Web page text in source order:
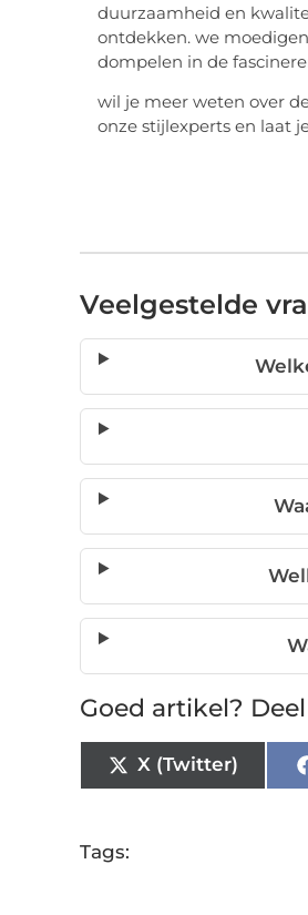
duurzaamheid en
ontdekken. we
dompelen in de
wil je meer weten over
onze stijlexperts en laat
Veelgestelde
Goed artikel?
X (Twitter)
Tags: